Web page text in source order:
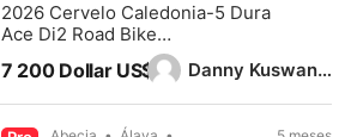
Danny Kuswandy
2026 Cervelo Caledonia-5 Dura
Ace Di2 Road Bike
(PIENARBIKESHOP)
7 200 Dollar US$